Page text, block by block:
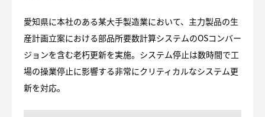
愛知県に本社のある某大手製造業において、主力製品の生
産計画立案における部品所要数計算システムのOSコンバー
ジョンを含む老朽更新を実施。システム停止は数時間で工
場の操業停止に影響する非常にクリティカルなシステム更
新を対応。